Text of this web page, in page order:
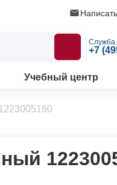
Служба
+7
Учебный центр